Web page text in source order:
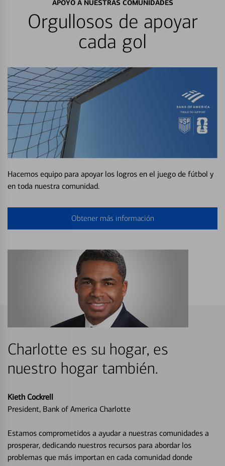
APOYO A NUESTRAS COMUNIDADES
Orgullosos de apoyar
cada gol
Hacemos equipo para apoyar los logros en el juego de fútbol y
en toda nuestra comunidad.
Obtener más información
Charlotte es su hogar, es
nuestro hogar también.
Kieth Cockrell
President, Bank of America Charlotte
Estamos comprometidos a ayudar a nuestras comunidades a
prosperar, dedicando nuestros recursos para abordar los
problemas que más importan en cada comunidad donde